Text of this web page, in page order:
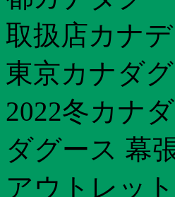
取扱店カナ
東京カナダ
2022冬カナ
ダグース 幕
アウトレッ